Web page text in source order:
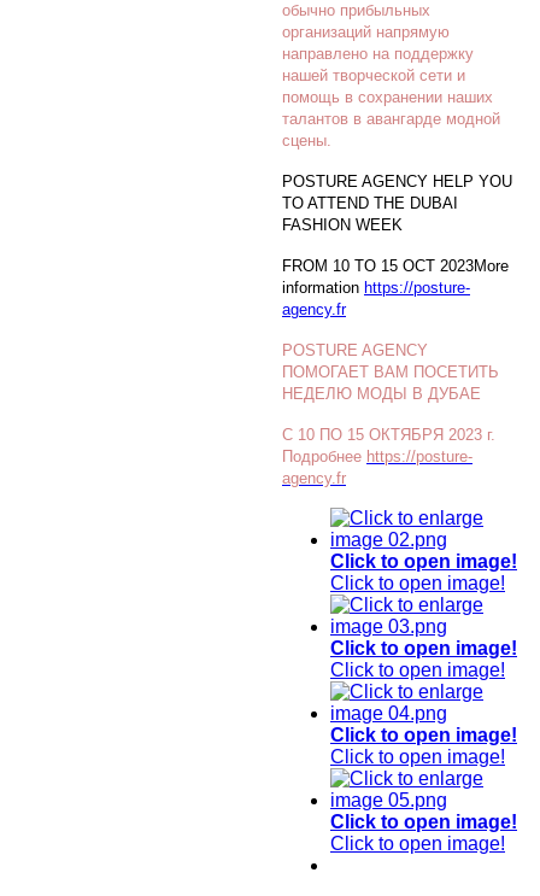
обычно прибыльных
организаций напрямую
направлено на поддержку
нашей творческой сети и
помощь в сохранении наших
талантов в авангарде модной
сцены.
POSTURE AGENCY HELP YOU
TO ATTEND THE DUBAI
FASHION WEEK
FROM 10 TO 15 OCT 2023More
information https://posture-
agency.fr
POSTURE AGENCY
ПОМОГАЕТ ВАМ ПОСЕТИТЬ
НЕДЕЛЮ МОДЫ В ДУБАЕ
С 10 ПО 15 ОКТЯБРЯ 2023 г.
Подробнее https://posture-
agency.fr
Click to open image!
Click to open image!
Click to open image!
Click to open image!
Click to open image!
Click to open image!
Click to open image!
Click to open image!